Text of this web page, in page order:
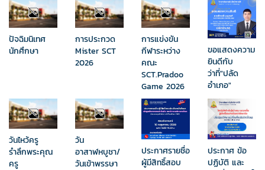
ปัจฉิมนิเทศ
นักศึกษา
การประกวด
Mister SCT
2026
การแข่งขัน
กีฬาระหว่าง
คณะ
SCT.Pradoo
Game 2026
ขอแสดงความ
ยินดีกับ
ว่าที่"ปลัด
อำเภอ"
วันไหว้ครู
รำลึกพระคุณ
ครู
วัน
อาสาฬหบูชา/
วันเข้าพรรษา
ประกาศรายชื่อ
ผู้มีสิทธิ์สอบ
ประกาศ ข้อ
ปฏิบัติ และ